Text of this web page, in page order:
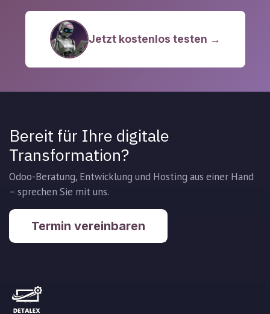
Jetzt kostenlos testen →
Bereit für Ihre digitale
Transformation?
Odoo-Beratung, Entwicklung und Hosting aus einer Hand
– sprechen Sie mit uns.
Termin vereinbaren